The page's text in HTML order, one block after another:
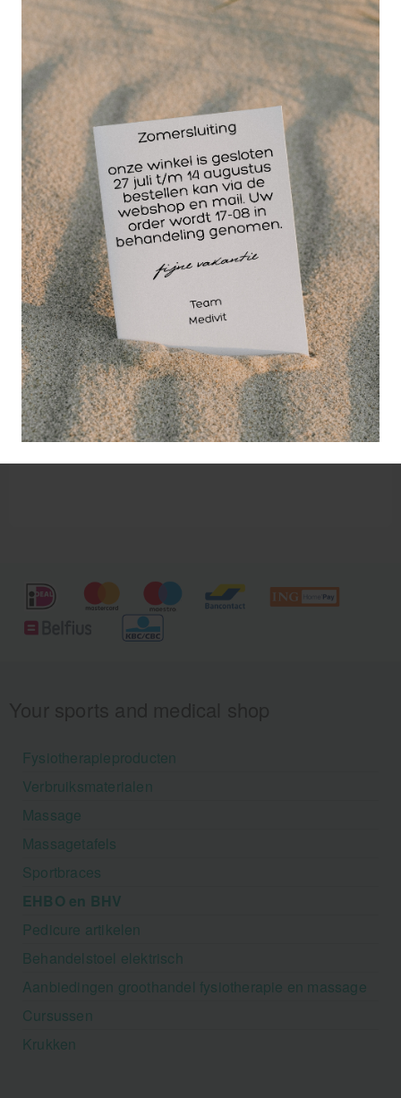
30 jaar dé paramedisch specialist
Cambric windsel is
licht steungevend
(door dichte weving),
niet elastisch
fixatiewindsel, 100%
katoen. Trekvast. 27
draads gaas met
rafelvrije randen.
Was- en steriliseer-baar. Per stuk verpakt in
cellofaan. Cambric windsel is een stevig niet-
elastisch fixatiewindsel en wordt gebruikt voor het
fixeren van verbanden of spalken.
Fysiotherapieproducten
Verbruiksmaterialen
Massage
Massagetafels
Sportbraces
EHBO en BHV
Pedicure artikelen
Behandelstoel elektrisch
Aanbiedingen groothandel fysiotherapie en massage
Cursussen
Krukken